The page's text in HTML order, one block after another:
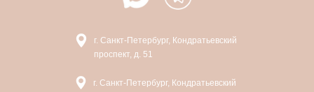
г. Санкт-Петербург, Кондратьевский
проспект, д. 51
г. Санкт-Петербург, Кондратьевский